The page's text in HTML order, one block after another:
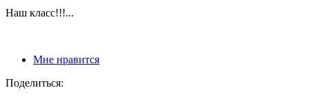
Наш класс!!!...
Мне нравится
Поделиться: